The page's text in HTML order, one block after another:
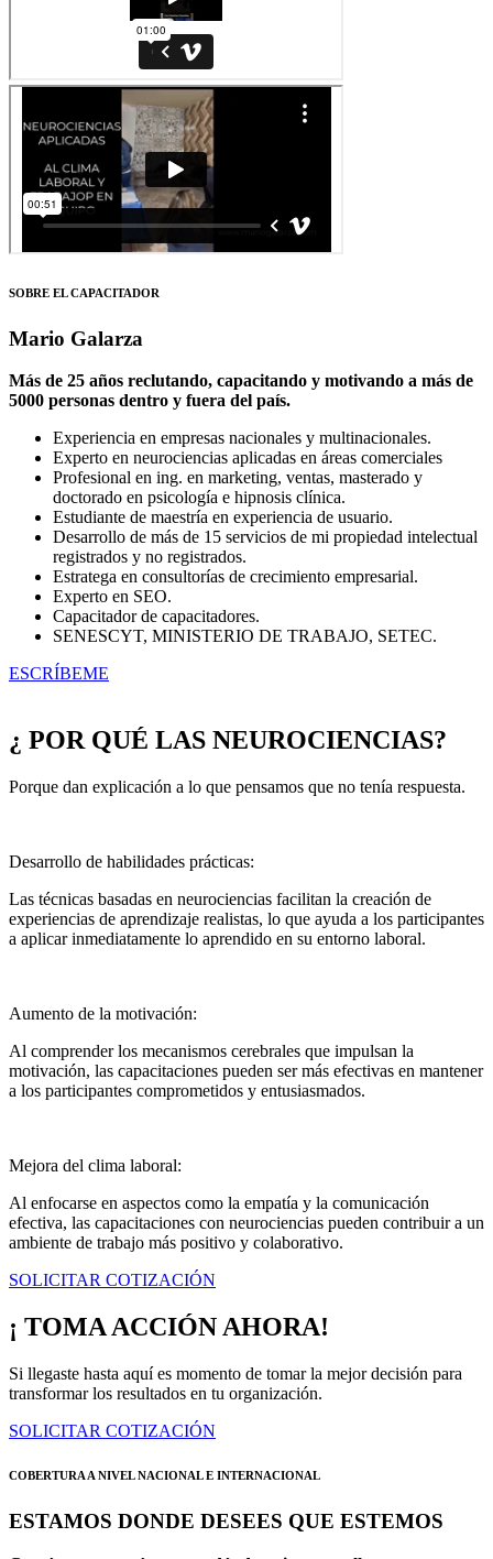
SOBRE EL CAPACITADOR
Mario Galarza
Más de 25 años reclutando, capacitando y motivando a más de
5000 personas dentro y fuera del país.
Experiencia en empresas nacionales y multinacionales.
Experto en neurociencias aplicadas en áreas comerciales
Profesional en ing. en marketing, ventas, masterado y
doctorado en psicología e hipnosis clínica.
Estudiante de maestría en experiencia de usuario.
Desarrollo de más de 15 servicios de mi propiedad intelectual
registrados y no registrados.
Estratega en consultorías de crecimiento empresarial.
Experto en SEO.
Capacitador de capacitadores.
SENESCYT, MINISTERIO DE TRABAJO, SETEC.
ESCRÍBEME
¿ POR QUÉ LAS NEUROCIENCIAS?
Porque dan explicación a lo que pensamos que no tenía respuesta.
Desarrollo de habilidades prácticas:
Las técnicas basadas en neurociencias facilitan la creación de
experiencias de aprendizaje realistas, lo que ayuda a los participantes
a aplicar inmediatamente lo aprendido en su entorno laboral.
Aumento de la motivación:
Al comprender los mecanismos cerebrales que impulsan la
motivación, las capacitaciones pueden ser más efectivas en mantener
a los participantes comprometidos y entusiasmados.
Mejora del clima laboral:
Al enfocarse en aspectos como la empatía y la comunicación
efectiva, las capacitaciones con neurociencias pueden contribuir a un
ambiente de trabajo más positivo y colaborativo.
SOLICITAR COTIZACIÓN
¡ TOMA ACCIÓN AHORA!
Si llegaste hasta aquí es momento de tomar la mejor decisión para
transformar los resultados en tu organización.
SOLICITAR COTIZACIÓN
COBERTURA A NIVEL NACIONAL E INTERNACIONAL
ESTAMOS DONDE DESEES QUE ESTEMOS